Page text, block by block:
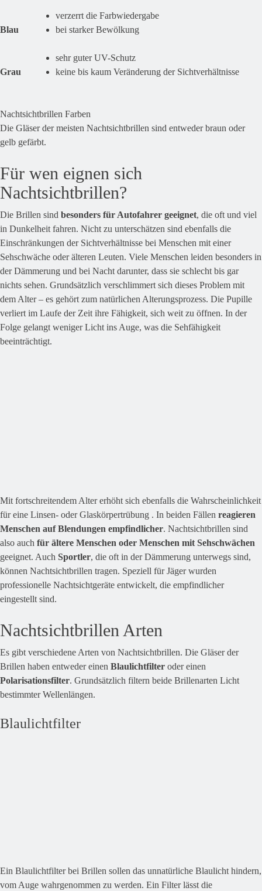
Blau
verzerrt die Farbwiedergabe
bei starker Bewölkung
Grau
sehr guter UV-Schutz
keine bis kaum Veränderung der Sichtverhältnisse
Nachtsichtbrillen Farben
Die Gläser der meisten Nachtsichtbrillen sind entweder braun oder
gelb gefärbt.
Für wen eignen sich
Nachtsichtbrillen?
Die Brillen sind besonders für Autofahrer geeignet, die oft und viel
in Dunkelheit fahren. Nicht zu unterschätzen sind ebenfalls die
Einschränkungen der Sichtverhältnisse bei Menschen mit einer
Sehschwäche oder älteren Leuten. Viele Menschen leiden besonders in
der Dämmerung und bei Nacht darunter, dass sie schlecht bis gar
nichts sehen. Grundsätzlich verschlimmert sich dieses Problem mit
dem Alter – es gehört zum natürlichen Alterungsprozess. Die Pupille
verliert im Laufe der Zeit ihre Fähigkeit, sich weit zu öffnen. In der
Folge gelangt weniger Licht ins Auge, was die Sehfähigkeit
beeinträchtigt.
Mit fortschreitendem Alter erhöht sich ebenfalls die Wahrscheinlichkeit
für eine Linsen- oder Glaskörpertrübung . In beiden Fällen reagieren
Menschen auf Blendungen empfindlicher. Nachtsichtbrillen sind
also auch für ältere Menschen oder Menschen mit Sehschwächen
geeignet. Auch Sportler, die oft in der Dämmerung unterwegs sind,
können Nachtsichtbrillen tragen. Speziell für Jäger wurden
professionelle Nachtsichtgeräte entwickelt, die empfindlicher
eingestellt sind.
Nachtsichtbrillen Arten
Es gibt verschiedene Arten von Nachtsichtbrillen. Die Gläser der
Brillen haben entweder einen Blaulichtfilter oder einen
Polarisationsfilter. Grundsätzlich filtern beide Brillenarten Licht
bestimmter Wellenlängen.
Blaulichtfilter
Ein Blaulichtfilter bei Brillen sollen das unnatürliche Blaulicht hindern,
vom Auge wahrgenommen zu werden. Ein Filter lässt die